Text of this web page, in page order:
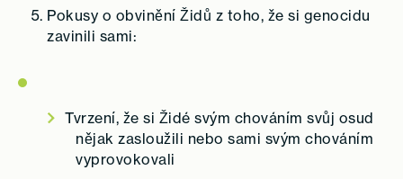
Pokusy o obvinění Židů z toho, že si genocidu
zavinili sami:
Tvrzení, že si Židé svým chováním svůj osud
nějak zasloužili nebo sami svým chováním
vyprovokovali